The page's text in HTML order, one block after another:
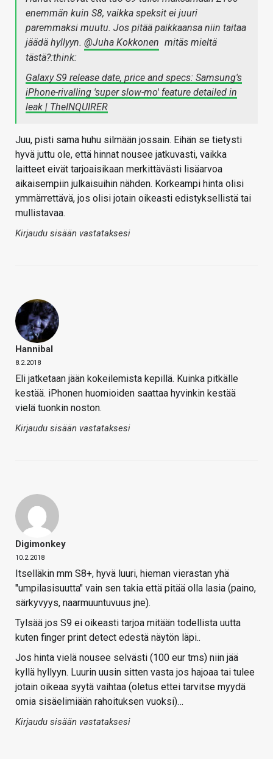
enemmän kuin S8, vaikka speksit ei juuri
paremmaksi muutu. Jos pitää paikkaansa niin taitaa
jäädä hyllyyn. @Juha Kokkonen mitäs mieltä
tästä?:think:
Galaxy S9 release date, price and specs: Samsung's
iPhone-rivalling 'super slow-mo' feature detailed in
leak | TheINQUIRER
Juu, pisti sama huhu silmään jossain. Eihän se tietysti
hyvä juttu ole, että hinnat nousee jatkuvasti, vaikka
laitteet eivät tarjoaisikaan merkittävästi lisäarvoa
aikaisempiin julkaisuihin nähden. Korkeampi hinta olisi
ymmärrettävä, jos olisi jotain oikeasti edistyksellistä tai
mullistavaa.
Kirjaudu sisään vastataksesi
Hannibal
8.2.2018
Eli jatketaan jään kokeilemista kepillä. Kuinka pitkälle
kestää. iPhonen huomioiden saattaa hyvinkin kestää
vielä tuonkin noston.
Kirjaudu sisään vastataksesi
Digimonkey
10.2.2018
Itselläkin mm S8+, hyvä luuri, hieman vierastan yhä
"umpilasisuutta" vain sen takia että pitää olla lasia (paino,
särkyvyys, naarmuuntuvuus jne).
Tylsää jos S9 ei oikeasti tarjoa mitään todellista uutta
kuten finger print detect edestä näytön läpi..
Jos hinta vielä nousee selvästi (100 eur tms) niin jää
kyllä hyllyyn. Luurin uusin sitten vasta jos hajoaa tai tulee
jotain oikeaa syytä vaihtaa (oletus ettei tarvitse myydä
omia sisäelimiään rahoituksen vuoksi)…
Kirjaudu sisään vastataksesi